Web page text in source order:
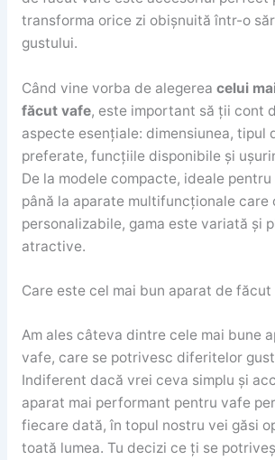
transforma orice zi obișnuită într-o
gustului.
Când vine vorba de alegerea celui
făcut vafe, este important să ții cont
aspecte esențiale: dimensiunea, tipul
preferate, funcțiile disponibile și
De la modele compacte, ideale
până la aparate multifuncționale care
personalizabile, gama este variată și
atractive.
Care este cel mai bun aparat de făcut
Am ales câteva dintre cele mai bune
vafe, care se potrivesc diferitelor
Indiferent dacă vrei ceva simplu și
aparat mai performant pentru vafe
fiecare dată, în topul nostru vei găsi
toată lumea. Tu decizi ce ți se